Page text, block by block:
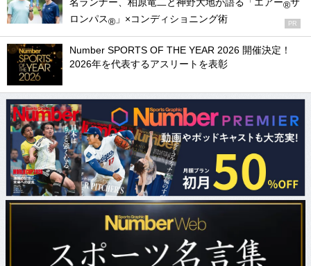
名ランナー、柏原竜二と神野大地が語る「エアー®サ
ロンパス® 」×コンディショニング術 PR
Number SPORTS OF THE YEAR 2026 開催決定！
2026年を代表するアスリートを表彰